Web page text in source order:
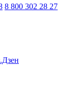
8 800 302 28 27